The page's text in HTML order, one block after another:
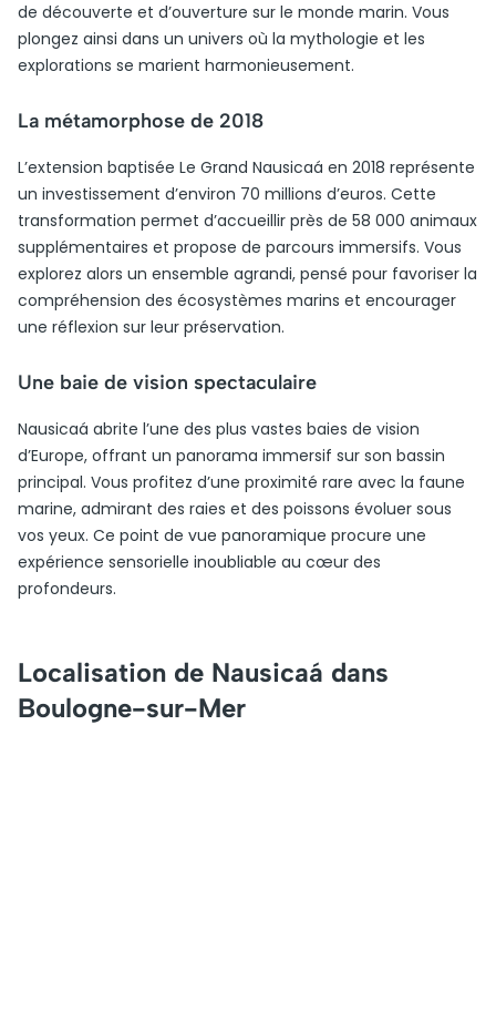
de découverte et d’ouverture sur le monde marin. Vous
plongez ainsi dans un univers où la mythologie et les
explorations se marient harmonieusement.
La métamorphose de 2018
L’extension baptisée Le Grand Nausicaá en 2018 représente
un investissement d’environ 70 millions d’euros. Cette
transformation permet d’accueillir près de 58 000 animaux
supplémentaires et propose de parcours immersifs. Vous
explorez alors un ensemble agrandi, pensé pour favoriser la
compréhension des écosystèmes marins et encourager
une réflexion sur leur préservation.
Une baie de vision spectaculaire
Nausicaá abrite l’une des plus vastes baies de vision
d’Europe, offrant un panorama immersif sur son bassin
principal. Vous profitez d’une proximité rare avec la faune
marine, admirant des raies et des poissons évoluer sous
vos yeux. Ce point de vue panoramique procure une
expérience sensorielle inoubliable au cœur des
profondeurs.
Localisation de Nausicaá dans
Boulogne-sur-Mer